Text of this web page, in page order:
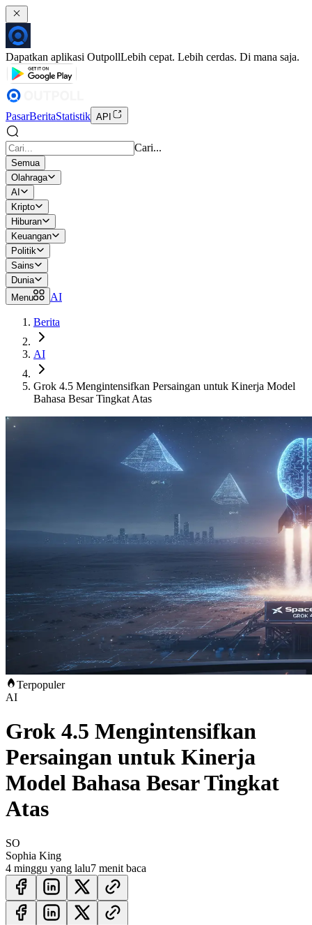
Dapatkan aplikasi OutpollLebih cepat. Lebih cerdas. Di mana saja.
PasarBeritaStatistik API
Cari...
Semua
Olahraga
AI
Kripto
Hiburan
Keuangan
Politik
Sains
Dunia
Menu
AI
Berita
AI
Grok 4.5 Mengintensifkan Persaingan untuk Kinerja Model
Bahasa Besar Tingkat Atas
Terpopuler
AI
Grok 4.5 Mengintensifkan
Persaingan untuk Kinerja
Model Bahasa Besar Tingkat
Atas
SO
Sophia King
4 minggu yang lalu7 menit baca